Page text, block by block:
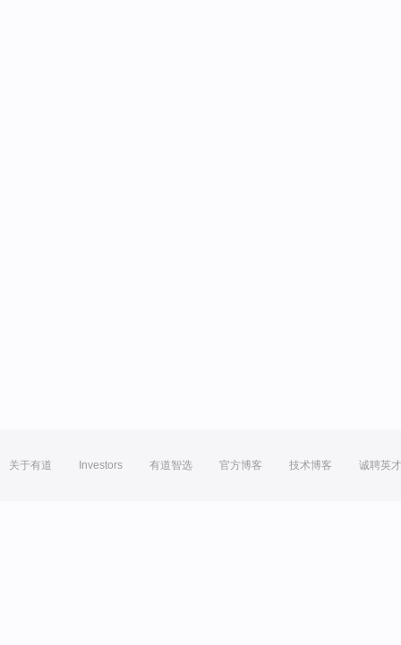
关于有道 Investors 有道智选 官方博客 技术博客 诚聘英才